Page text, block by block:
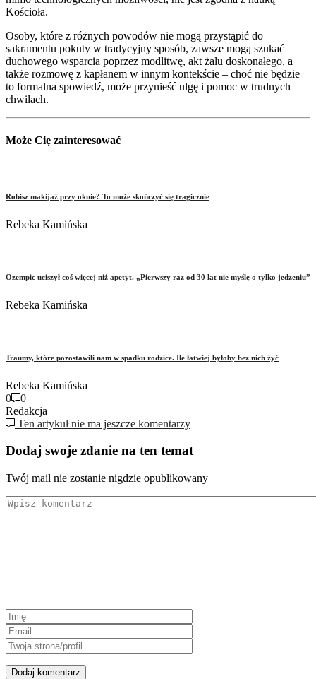
Kościoła.
Osoby, które z różnych powodów nie mogą przystąpić do
sakramentu pokuty w tradycyjny sposób, zawsze mogą szukać
duchowego wsparcia poprzez modlitwę, akt żalu doskonałego, a
także rozmowę z kapłanem w innym kontekście – choć nie będzie
to formalna spowiedź, może przynieść ulgę i pomoc w trudnych
chwilach.
Może Cię zainteresować
Robisz makijaż przy oknie? To może skończyć się tragicznie
Rebeka Kamińska
Ozempic uciszył coś więcej niż apetyt. „Pierwszy raz od 30 lat nie myślę o tylko jedzeniu”
Rebeka Kamińska
Traumy, które pozostawili nam w spadku rodzice. Ile łatwiej byłoby bez nich żyć
Rebeka Kamińska
0
0
Redakcja
Ten artykuł nie ma jeszcze komentarzy
Dodaj swoje zdanie na ten temat
Twój mail nie zostanie nigdzie opublikowany